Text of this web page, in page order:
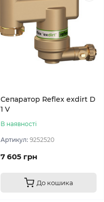
Сепаратор Reflex exdirt D
1 V
В наявності
Артикул: 9252520
7 605 грн
До кошика